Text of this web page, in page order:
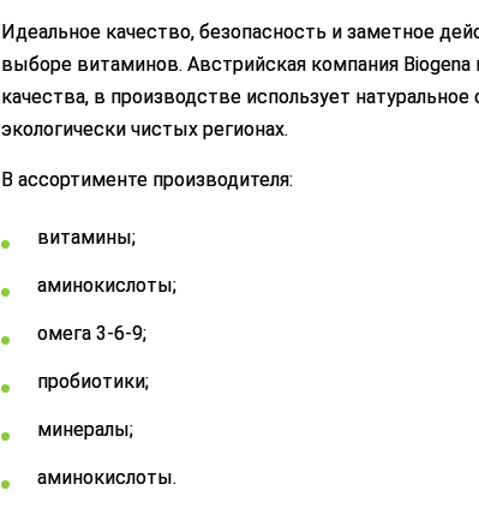
Идеальное качество, безопасность и заметное
выборе витаминов. Австрийская компания
качества, в производстве использует
экологически чистых регионах.
В ассортименте производителя:
витамины;
аминокислоты;
омега 3-6-9;
пробиотики;
минералы;
аминокислоты.